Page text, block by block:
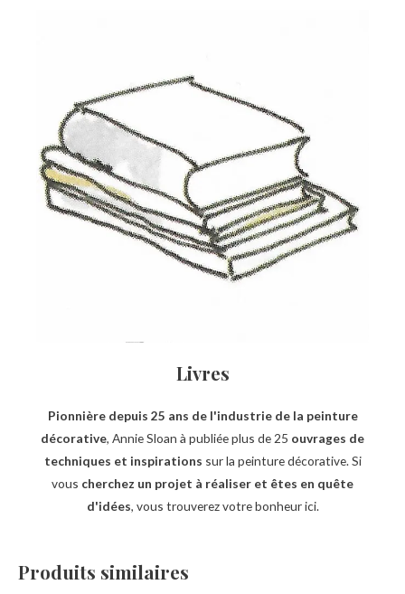
Livres
Pionnière depuis 25 ans de l'industrie de la peinture
décorative, Annie Sloan à publiée plus de 25 ouvrages de
techniques et inspirations sur la peinture décorative. Si
vous cherchez un projet à réaliser et êtes en quête
d'idées, vous trouverez votre bonheur ici.
Produits similaires